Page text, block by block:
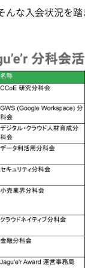
んな入会状況を